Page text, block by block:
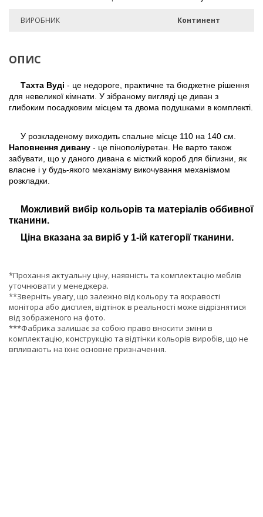
ВИРОБНИК Континент
ОПИС
Тахта Вуді - це недороге, практичне та бюджетне рішення
для невеликої кімнати. У зібраному вигляді це диван з
глибоким посадковим місцем та двома подушками в комплекті.
У розкладеному виходить спальне місце 110 на 140 см.
Наповнення дивану - це пінополіуретан. Не варто також
забувати, що у даного дивана є місткий короб для білизни, як
власне і у будь-якого механізму викочування механізмом
розкладки.
Можливий вибір кольорів та матеріалів оббивної
тканини.
Ціна вказана за виріб у 1-ій категорії тканини.
*Прохання актуальну ціну, наявність та комплектацію меблів
уточнювати у менеджера.
**Зверніть увагу, що залежно від кольору та яскравості
монітора або дисплея, відтінок в реальності може відрізнятися
від зображеного на фото.
***Фабрика залишає за собою право вносити зміни в
комплектацію, конструкцію та відтінки кольорів виробів, що не
впливають на їхнє основне призначення.